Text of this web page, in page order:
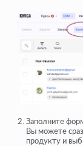
Заполните
Вы можете
продукту и